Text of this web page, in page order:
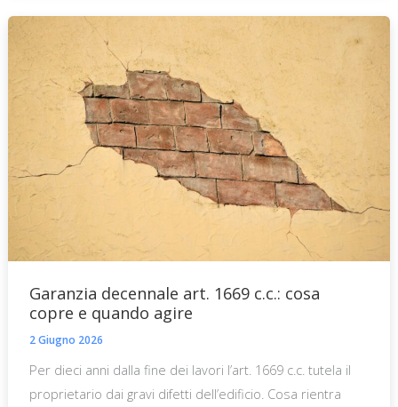
Garanzia decennale art. 1669 c.c.: cosa
copre e quando agire
2 Giugno 2026
Per dieci anni dalla fine dei lavori l’art. 1669 c.c. tutela il
proprietario dai gravi difetti dell’edificio. Cosa rientra